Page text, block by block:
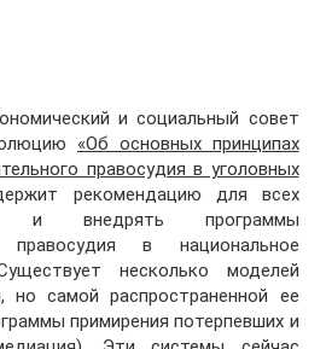
и социальный совет
«Об основных принципах
правосудия в уголовных
рекомендацию для всех
и внедрять программы
правосудия в национальное
несколько моделей
но самой распространенной ее
примирения потерпевших и